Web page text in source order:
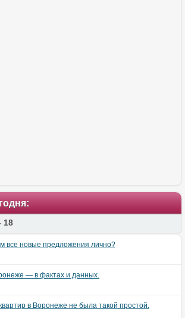
18
все новые предложения лично?
— в фактах и данных.
в Воронеже не была такой простой.